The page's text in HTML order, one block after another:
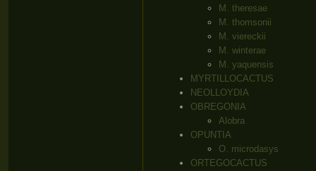
M. theresae
M. thomsonii
M. viereckii
M. winterae
M. yaquensis
MYRTILLOCACTUS
NEOLLOYDIA
OBREGONIA
Alobra
OPUNTIA
O. microdasys
ORTEGOCACTUS